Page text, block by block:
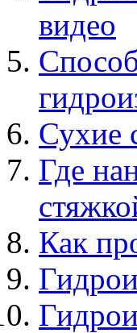
видео
Сухие
Где
Как